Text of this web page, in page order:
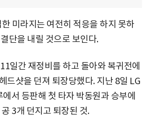
미라지는 여전히 적응을 하지 못하
단을 내릴 것으로 보인다.
일간 재정비를 하고 돌아와 복귀전에
드샷을 던져 퇴장당했다. 지난 8일 LG
서 등판해 첫 타자 박동원과 승부에
3개 던지고 퇴장된 것.